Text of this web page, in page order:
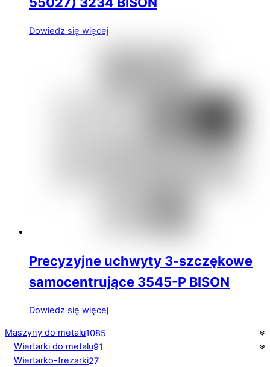
Dowiedz się więcej
Precyzyjne uchwyty 3-szczękowe
samocentrujące 3545-P BISON
Dowiedz się więcej
Maszyny do metalu1085
Wiertarki do metalu91
Wiertarko-frezarki27